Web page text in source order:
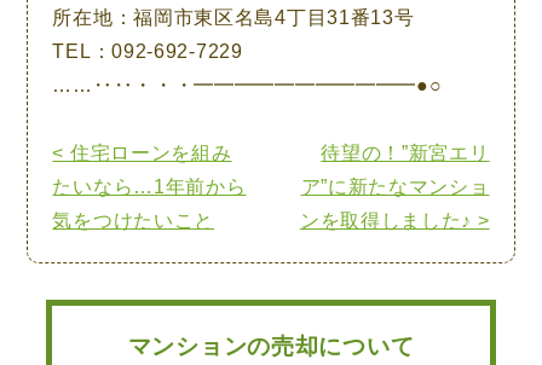
所在地：福岡市東区名島4丁目31番13号
TEL：092-692-7229
……‥‥・・・━━━━━━━━━━━●○
< 住宅ローンを組み
たいなら…1年前から
気をつけたいこと
待望の！”新宮エリ
ア”に新たなマンショ
ンを取得しました♪ >
マンションの売却について